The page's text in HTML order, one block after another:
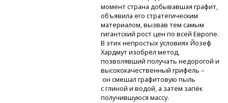
момент страна добывавшая графит,
объявила его стратегическим
материалом, вызвав тем самым
гигантский рост цен по всей Европе.
В этих непростых условиях Йозеф
Хардмут изобрёл метод,
позволявший получать недорогой и
высококачественный грифель –
он смешал графитовую пыль
с глиной и водой, а затем запёк
получившуюся массу.